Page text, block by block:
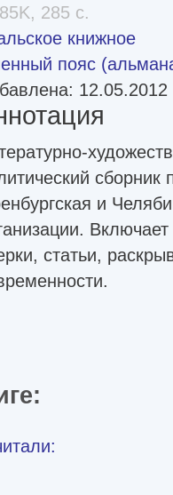
285 с.
книжное
пояс
12.05.2012
сборник
и
статьи,